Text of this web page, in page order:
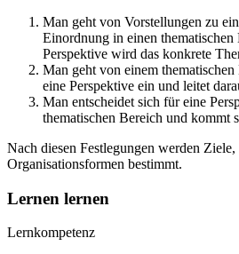
Man geht von Vorstellungen zu
Einordnung in einen thematischen
Perspektive wird das konkrete
Man geht von einem
eine Perspektive ein und leitet
Man entscheidet sich für eine
thematischen Bereich und kommt
Nach diesen Festlegungen werden
Organisationsformen bestimmt.
Lernen lernen
Lernkompetenz